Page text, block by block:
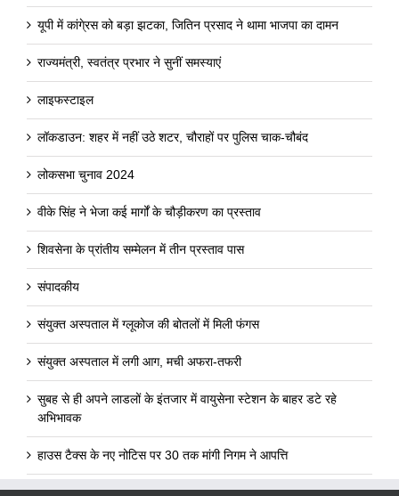
यूपी में कांगे्रस को बड़ा झटका, जितिन प्रसाद ने थामा भाजपा का दामन
राज्यमंत्री, स्वतंत्र प्रभार ने सुनीं समस्याएं
लाइफस्टाइल
लॉकडाउन: शहर में नहीं उठे शटर, चौराहों पर पुलिस चाक-चौबंद
लोकसभा चुनाव 2024
वीके सिंह ने भेजा कई मार्गों के चौड़ीकरण का प्रस्ताव
शिवसेना के प्रांतीय सम्मेलन में तीन प्रस्ताव पास
संपादकीय
संयुक्त अस्पताल में ग्लूकोज की बोतलों में मिली फंगस
संयुक्त अस्पताल में लगी आग, मची अफरा-तफरी
सुबह से ही अपने लाडलों के इंतजार में वायुसेना स्टेशन के बाहर डटे रहे
अभिभावक
हाउस टैक्स के नए नोटिस पर 30 तक मांगी निगम ने आपत्ति